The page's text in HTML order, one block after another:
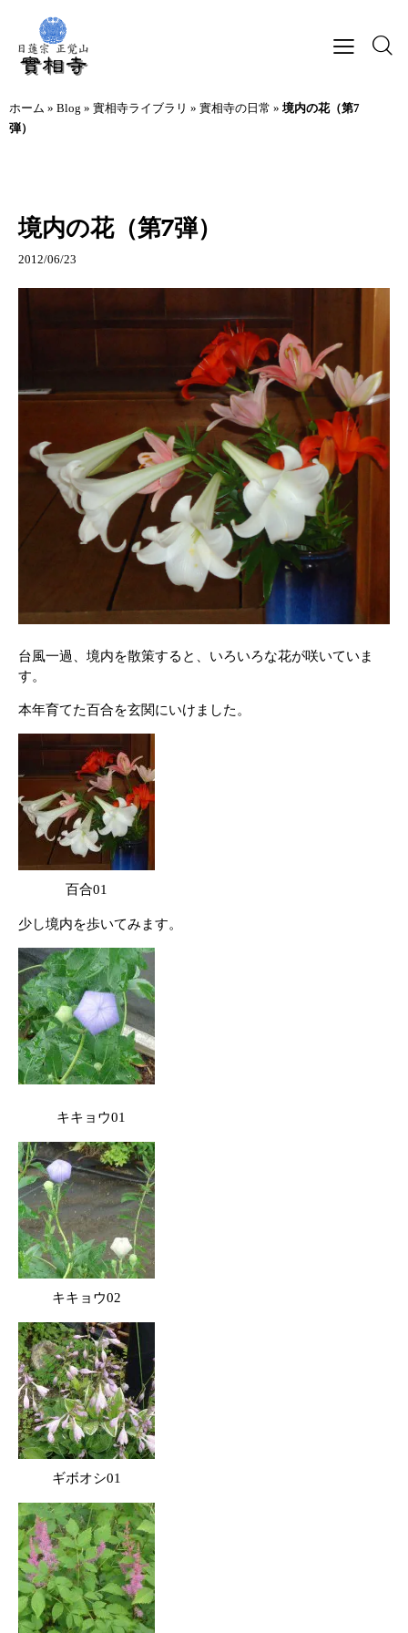
ホーム » Blog » 實相寺ライブラリ » 實相寺の日常 » 境内の花（第7
弾）
境内の花（第7弾）
2012/06/23
台風一過、境内を散策すると、いろいろな花が咲いていま
す。
本年育てた百合を玄関にいけました。
百合01
少し境内を歩いてみます。
キキョウ01
キキョウ02
ギボオシ01